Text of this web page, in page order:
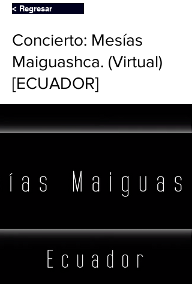
< Regresar
Concierto: Mesías
Maiguashca. (Virtual)
[ECUADOR]